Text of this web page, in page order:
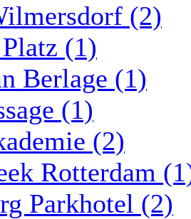
(2)
(1)
Berlage (1)
(1)
(2)
Rotterdam
Parkhotel (2)